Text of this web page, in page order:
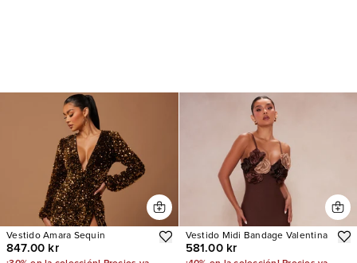
Vestido Amara Sequin
847.00 kr
Vestido Midi Bandage Valentina
581.00 kr